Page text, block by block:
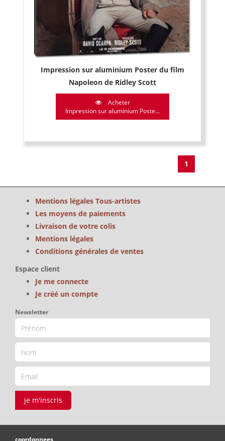
Impression sur aluminium Poster du film
Napoleon de Ridley Scott
Acheter
Impression sur aluminium Poste...
1
Mentions légales Tous-artistes
Les moyens de paiements
Livraison de votre colis
Mentions légales
Conditions générales de ventes
Espace client
Je me connecte
Je créé un compte
Newsletter
je m'inscris
coordonnees